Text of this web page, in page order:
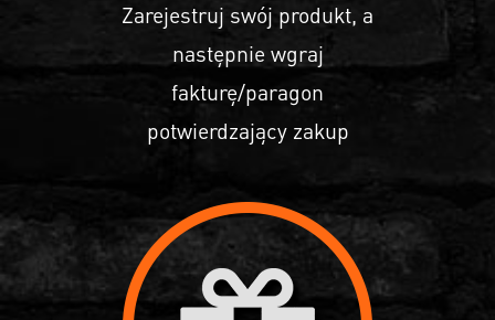
Zarejestruj swój produkt, a
następnie wgraj
fakturę/paragon
potwierdzający zakup